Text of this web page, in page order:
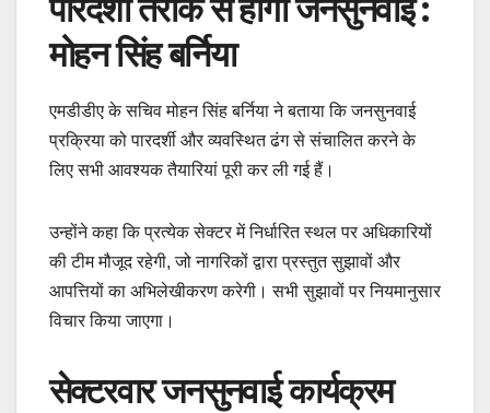
पारदर्शी तरीके से होगी जनसुनवाई :
मोहन सिंह बर्निया
एमडीडीए के सचिव मोहन सिंह बर्निया ने बताया कि जनसुनवाई
प्रक्रिया को पारदर्शी और व्यवस्थित ढंग से संचालित करने के
लिए सभी आवश्यक तैयारियां पूरी कर ली गई हैं।
उन्होंने कहा कि प्रत्येक सेक्टर में निर्धारित स्थल पर अधिकारियों
की टीम मौजूद रहेगी, जो नागरिकों द्वारा प्रस्तुत सुझावों और
आपत्तियों का अभिलेखीकरण करेगी। सभी सुझावों पर नियमानुसार
विचार किया जाएगा।
सेक्टरवार जनसुनवाई कार्यक्रम